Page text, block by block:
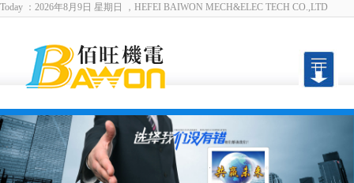
Today ：2026年8月9日 星期日 ，HEFEI BAIWON MECH&ELEC TECH CO.,LTD